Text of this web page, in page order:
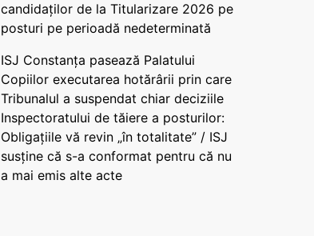
candidaților de la Titularizare 2026 pe
posturi pe perioadă nedeterminată
ISJ Constanța pasează Palatului
Copiilor executarea hotărârii prin care
Tribunalul a suspendat chiar deciziile
Inspectoratului de tăiere a posturilor:
Obligațiile vă revin „în totalitate” / ISJ
susține că s-a conformat pentru că nu
a mai emis alte acte